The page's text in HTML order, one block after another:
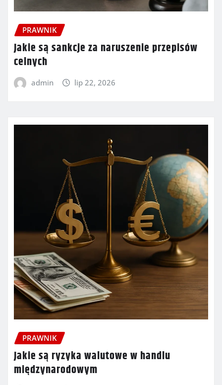
PRAWNIK
Jakie są sankcje za naruszenie przepisów
celnych
admin lip 22, 2026
PRAWNIK
Jakie są ryzyka walutowe w handlu
międzynarodowym